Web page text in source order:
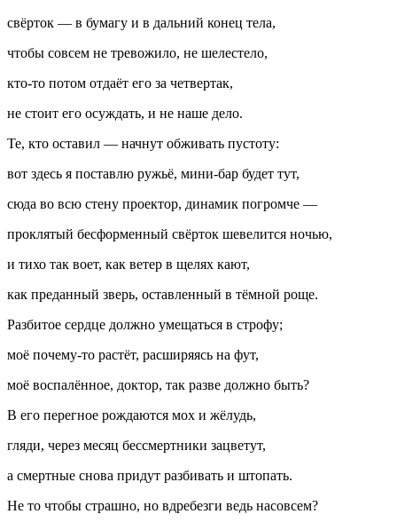
свёрток — в бумагу и в дальний конец тела,
чтобы совсем не тревожило, не шелестело,
кто-то потом отдаёт его за четвертак,
не стоит его осуждать, и не наше дело.
Те, кто оставил — начнут обживать пустоту:
вот здесь я поставлю ружьё, мини-бар будет тут,
сюда во всю стену проектор, динамик погромче —
проклятый бесформенный свёрток шевелится ночью,
и тихо так воет, как ветер в щелях кают,
как преданный зверь, оставленный в тёмной роще.
Разбитое сердце должно умещаться в строфу;
моё почему-то растёт, расширяясь на фут,
моё воспалённое, доктор, так разве должно быть?
В его перегное рождаются мох и жёлудь,
гляди, через месяц бессмертники зацветут,
а смертные снова придут разбивать и штопать.
Не то чтобы страшно, но вдребезги ведь насовсем?